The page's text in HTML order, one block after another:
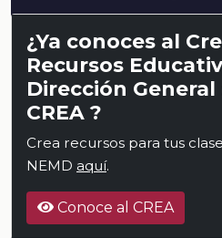
¿Ya conoces al
Recursos
Dirección
CREA ?
Crea recursos para tus
NEMD aquí.
Conoce al CREA